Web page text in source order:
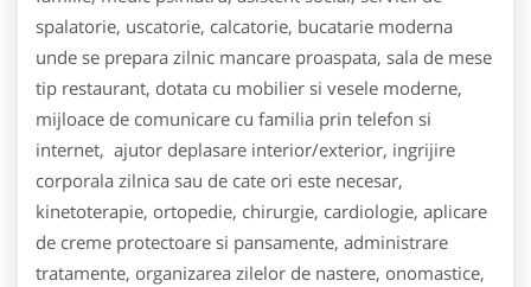
spalatorie, uscatorie, calcatorie, bucatarie moderna
unde se prepara zilnic mancare proaspata, sala de mese
tip restaurant, dotata cu mobilier si vesele moderne,
mijloace de comunicare cu familia prin telefon si
internet, ajutor deplasare interior/exterior, ingrijire
corporala zilnica sau de cate ori este necesar,
kinetoterapie, ortopedie, chirurgie, cardiologie, aplicare
de creme protectoare si pansamente, administrare
tratamente, organizarea zilelor de nastere, onomastice,